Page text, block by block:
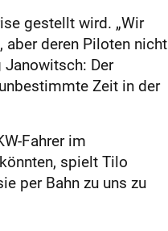
gestellt wird. „Wir
aber deren Piloten nicht
Der
Zeit in der
Fahrer im
spielt Tilo
per Bahn zu uns zu